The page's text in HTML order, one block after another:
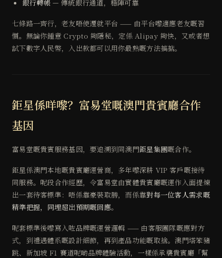
銀行轉帳 — 傳統銀行通道，穩陣可靠
七條路一齊行，老友唔使遷就平台 —— 由平台嚟適應老友嘅習
慣。無論你鍾意 Crypto 夠隱秘，定係 Alipay 夠快，又或者想
試下數字人民幣，入出款都可以用你最熟嘅方法搞掂。
鉅星係咩嚟？富易堂嘅澳門貴賓廳合作
基因
富易堂嘅貴賓服務基因，要追溯到同澳門鉅星集團嘅合作。
鉅星係澳門本地嘅貴賓廳運營商，多年嚟深耕 VIP 客戶嘅接待
同服務。呢段合作經歷，令富易堂由實體貴賓廳嘅運作入面提煉
出一套待客標準：唔係靠豪裝取勝，而係靠對每一位客人需求嘅
精準把握，同埋超出預期嘅回應。
呢套標準後嚟寫入咗品牌嘅運營邏輯 —— 由客服團隊嘅應對方
式，到禮遇體系嘅設計細節，再到產品功能嘅取捨。澳門塔笨豬
跳、新加坡 F1 賽道呢啲品牌體驗活動，一樣係承襲貴賓廳「幫